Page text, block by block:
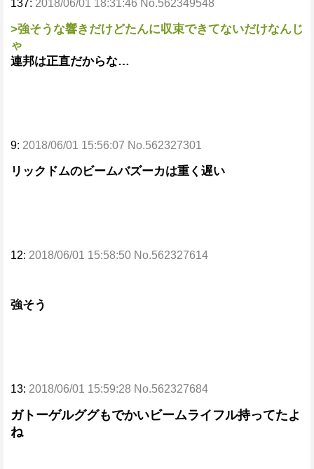
137: 2018/06/01 18:31:46 No.562349548
>強そうな響きだけどたんに収束できてないだけなんじ
ゃ
連邦は正直だからな…
9: 2018/06/01 15:56:07 No.562327301
リックドムのビームバズーカは重く遅い
12: 2018/06/01 15:58:50 No.562327614
強そう
13: 2018/06/01 15:59:28 No.562327684
ガトーゲルググもでかいビームライフル持ってたよ
ね